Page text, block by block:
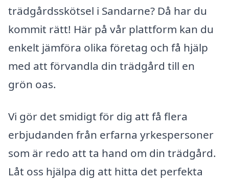
trädgårdsskötsel i Sandarne? Då har du
kommit rätt! Här på vår plattform kan du
enkelt jämföra olika företag och få hjälp
med att förvandla din trädgård till en
grön oas.
Vi gör det smidigt för dig att få flera
erbjudanden från erfarna yrkespersoner
som är redo att ta hand om din trädgård.
Låt oss hjälpa dig att hitta det perfekta